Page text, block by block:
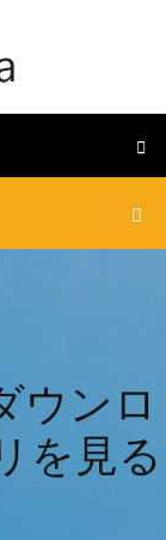
ウンロ
を見る